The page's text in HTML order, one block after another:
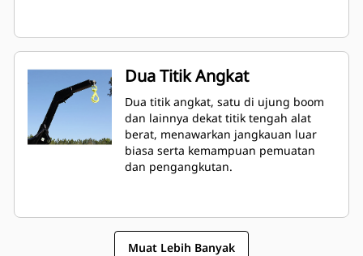
Dua Titik Angkat
Dua titik angkat, satu di ujung boom
dan lainnya dekat titik tengah alat
berat, menawarkan jangkauan luar
biasa serta kemampuan pemuatan
dan pengangkutan.
Muat Lebih Banyak